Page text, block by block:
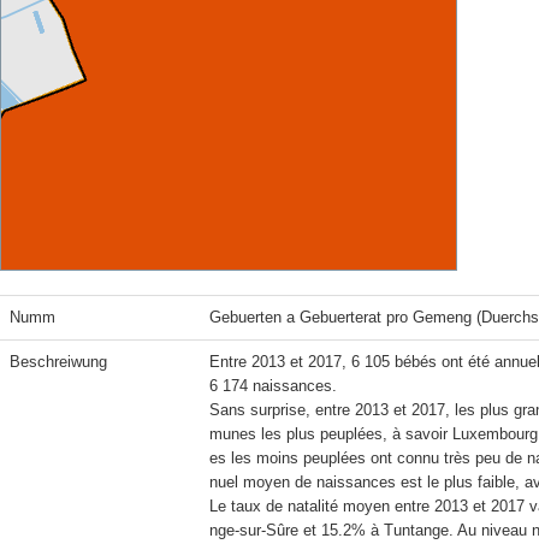
Numm Gebuerten a Gebuerterat pro Gemeng
Beschreiwung
Entre 2013 et 2017, 6 105 bébés ont été
6 174 naissances.
Sans surprise, entre 2013 et 2017, les plus
munes les plus peuplées, à savoir
es les moins peuplées ont connu très peu de
nuel moyen de naissances est le plus faible,
Le taux de natalité moyen entre 2013 et 2017
nge-sur-Sûre et 15.2% à Tuntange. Au